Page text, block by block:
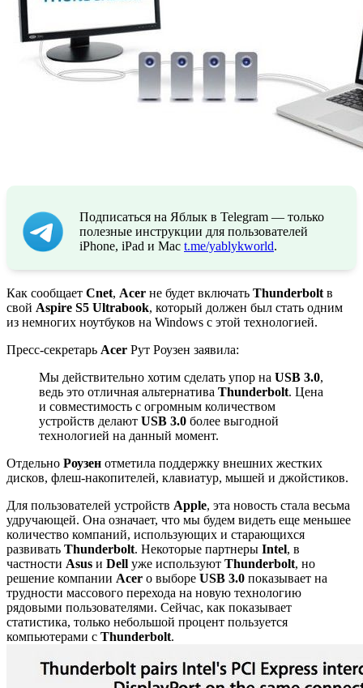
Подписаться на Яблык в Telegram — только
полезные инструкции для пользователей
iPhone, iPad и Mac t.me/yablykworld.
Как сообщает Cnet, Acer не будет включать Thunderbolt в
свой Aspire S5 Ultrabook, который должен был стать одним
из немногих ноутбуков на Windows с этой технологией.
Пресс-секретарь Acer Рут Роузен заявила:
Мы действительно хотим сделать упор на USB 3.0,
ведь это отличная альтернатива Thunderbolt. Цена
и совместимость с огромным количеством
устройств делают USB 3.0 более выгодной
технологией на данный момент.
Отдельно Роузен отметила поддержку внешних жестких
дисков, флеш-накопителей, клавиатур, мышей и джойстиков.
Для пользователей устройств Apple, эта новость стала весьма
удручающей. Она означает, что мы будем видеть еще меньшее
количество компаний, использующих и старающихся
развивать Thunderbolt. Некоторые партнеры Intel, в
частности Asus и Dell уже используют Thunderbolt, но
решение компании Acer о выборе USB 3.0 показывает на
трудности массового перехода на новую технологию
рядовыми пользователями. Сейчас, как показывает
статистика, только небольшой процент пользуется
компьютерами с Thunderbolt.